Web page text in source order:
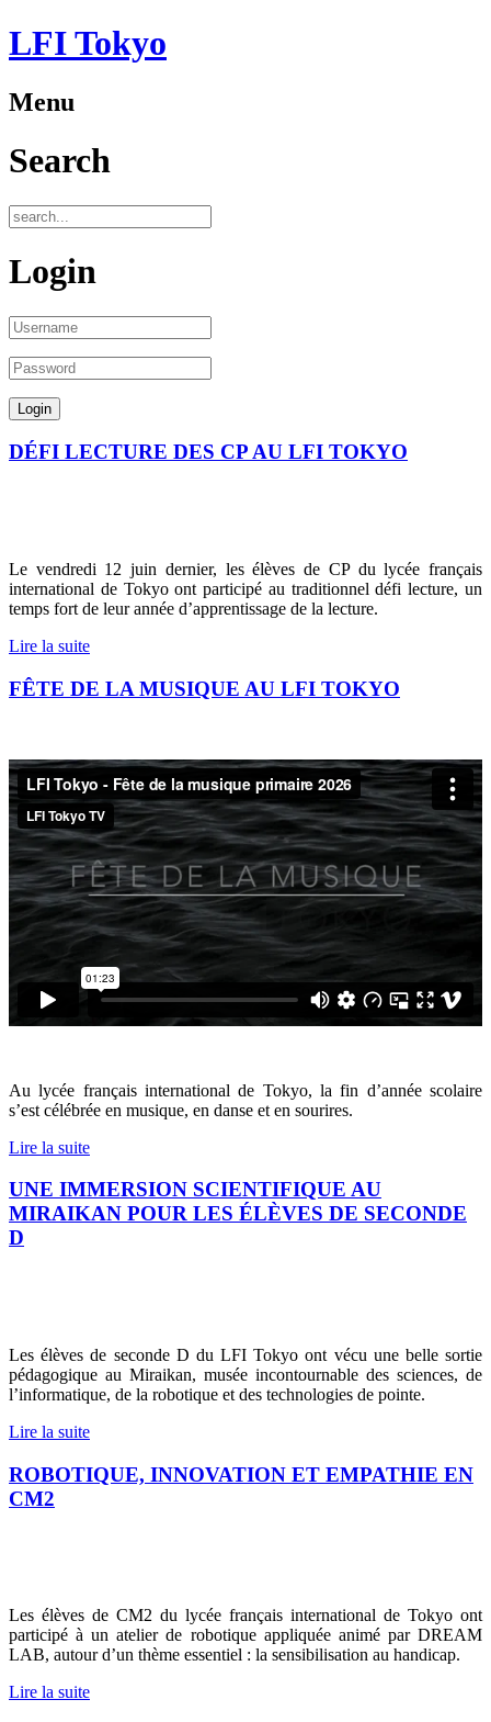
LFI Tokyo
Menu
Search
Login
DÉFI LECTURE DES CP AU LFI TOKYO
Le vendredi 12 juin dernier, les élèves de CP du lycée français
international de Tokyo ont participé au traditionnel défi lecture, un
temps fort de leur année d’apprentissage de la lecture.
Lire la suite
FÊTE DE LA MUSIQUE AU LFI TOKYO
Au lycée français international de Tokyo, la fin d’année scolaire
s’est célébrée en musique, en danse et en sourires.
Lire la suite
UNE IMMERSION SCIENTIFIQUE AU
MIRAIKAN POUR LES ÉLÈVES DE SECONDE
D
Les élèves de seconde D du LFI Tokyo ont vécu une belle sortie
pédagogique au Miraikan, musée incontournable des sciences, de
l’informatique, de la robotique et des technologies de pointe.
Lire la suite
ROBOTIQUE, INNOVATION ET EMPATHIE EN
CM2
Les élèves de CM2 du lycée français international de Tokyo ont
participé à un atelier de robotique appliquée animé par DREAM
LAB, autour d’un thème essentiel : la sensibilisation au handicap.
Lire la suite